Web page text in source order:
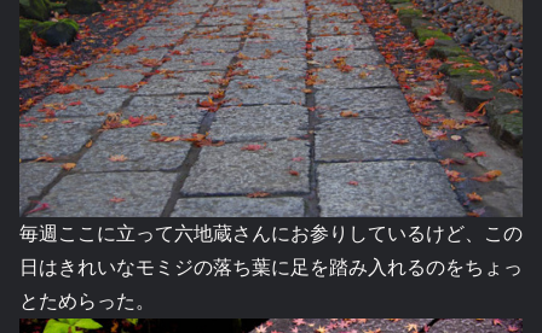
毎週ここに立って六地蔵さんにお参りしているけど、この
日はきれいなモミジの落ち葉に足を踏み入れるのをちょっ
とためらった。